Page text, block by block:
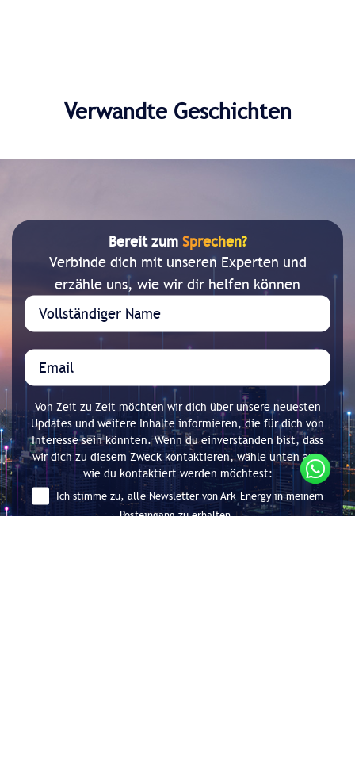
Verwandte Geschichten
Bereit zum Sprechen?
Verbinde dich mit unseren Experten und
erzähle uns, wie wir dir helfen können
Von Zeit zu Zeit möchten wir dich über unsere neuesten
Updates und weitere Inhalte informieren, die für dich von
Interesse sein könnten. Wenn du einverstanden bist, dass
wir dich zu diesem Zweck kontaktieren, wähle unten aus,
wie du kontaktiert werden möchtest:
Ich stimme zu, alle Newsletter von Ark Energy in meinem
Posteingang zu erhalten.